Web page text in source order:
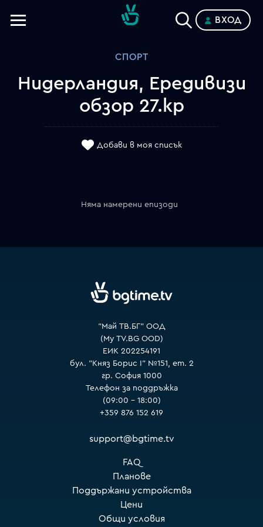
ВХОД
СПОРТ
Нидерландия, Ередивизи
обзор 27.кр
Добави в моя списък
Няма намерени епизоди
"Май ТВ.БГ" ООД
(My TV.BG OOD)
ЕИК 202254191
бул. "Княз Борис I" №151, ет. 2
гр. София 1000
Телефон за поддръжка
(09:00 – 18:00)
+359 876 152 619
support@bgtime.tv
FAQ
Планове
Поддържани устройства
Цени
Общи условия